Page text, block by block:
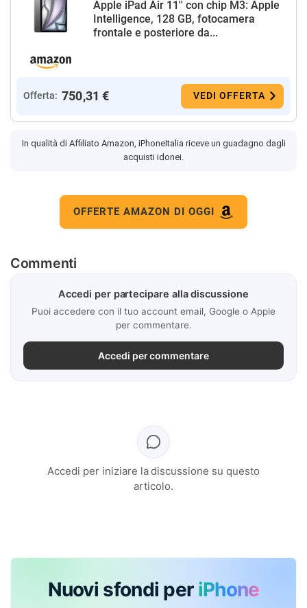
Apple iPad Air 11'' con chip M3: Apple
Intelligence, 128 GB, fotocamera
frontale e posteriore da...
Offerta: 750,31 € VEDI OFFERTA
In qualità di Affiliato Amazon, iPhoneItalia riceve un guadagno dagli
acquisti idonei.
OFFERTE AMAZON DI OGGI
Commenti
Accedi per partecipare alla discussione
Puoi accedere con il tuo account email, Google o Apple
per commentare.
Accedi per commentare
Accedi per iniziare la discussione su questo
articolo.
Nuovi sfondi per iPhone